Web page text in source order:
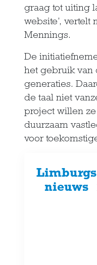
graag tot uiting
website’, vertelt
Mennings.
De
het gebruik van
generaties.
de taal niet
project willen
duurzaam
voor
Limburgs
nieuws